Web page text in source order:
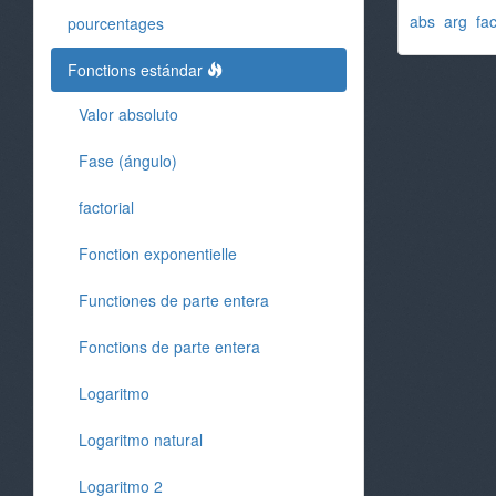
pourcentages
Fonctions estándar
Valor absoluto
Fase (ángulo)
factorial
Fonction exponentielle
Functiones de parte entera
Fonctions de parte entera
Logaritmo
Logaritmo natural
Logaritmo 2
abs arg